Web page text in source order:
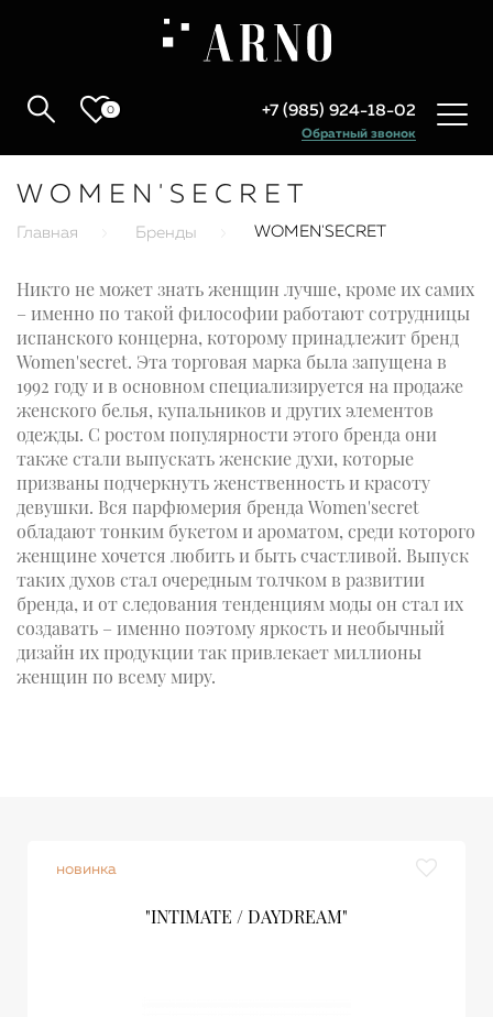
0 +7 (985) 924-18-02
Обратный звонок
WOMEN'SECRET
Главная Бренды WOMEN'SECRET
Никто не может знать женщин лучше, кроме их самих
– именно по такой философии работают сотрудницы
испанского концерна, которому принадлежит бренд
Women'secret. Эта торговая марка была запущена в
1992 году и в основном специализируется на продаже
женского белья, купальников и других элементов
одежды. С ростом популярности этого бренда они
также стали выпускать женские духи, которые
призваны подчеркнуть женственность и красоту
девушки. Вся парфюмерия бренда Women'secret
обладают тонким букетом и ароматом, среди которого
женщине хочется любить и быть счастливой. Выпуск
таких духов стал очередным толчком в развитии
бренда, и от следования тенденциям моды он стал их
создавать – именно поэтому яркость и необычный
дизайн их продукции так привлекает миллионы
женщин по всему миру.
новинка
"INTIMATE / DAYDREAM"